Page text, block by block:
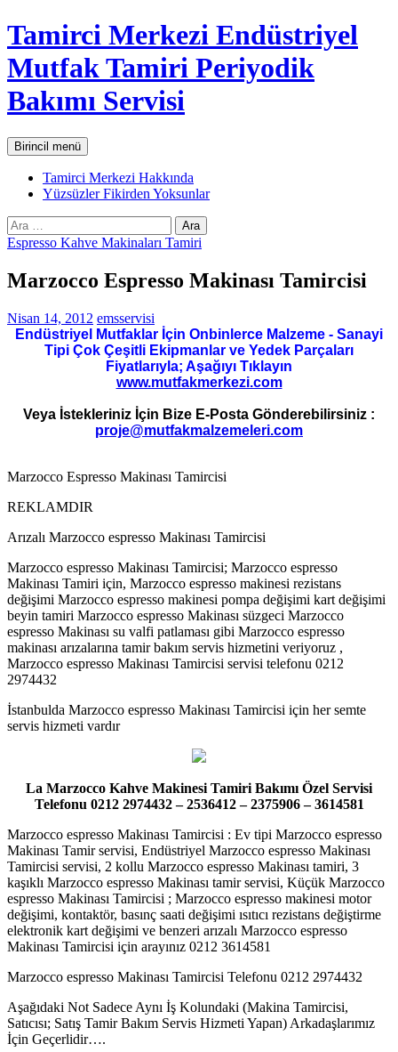
İçeriğe
atla
Tamirci Merkezi Endüstriyel
Mutfak Tamiri Periyodik
Bakımı Servisi
AraBirincil menü
Tamirci Merkezi Hakkında
Yüzsüzler Fikirden Yoksunlar
Arama:
Espresso Kahve Makinaları Tamiri
Marzocco Espresso Makinası Tamircisi
Nisan 14, 2012 emsservisi
Endüstriyel Mutfaklar İçin Onbinlerce Malzeme - Sanayi
Tipi Çok Çeşitli Ekipmanlar ve Yedek Parçaları
Fiyatlarıyla; Aşağıyı Tıklayın
www.mutfakmerkezi.com
Veya İstekleriniz İçin Bize E-Posta Gönderebilirsiniz :
proje@mutfakmalzemeleri.com
Marzocco Espresso Makinası Tamircisi
REKLAMDIR
Arızalı Marzocco espresso Makinası Tamircisi
Marzocco espresso Makinası Tamircisi; Marzocco espresso
Makinası Tamiri için, Marzocco espresso makinesi rezistans
değişimi Marzocco espresso makinesi pompa değişimi kart değişimi
beyin tamiri Marzocco espresso Makinası süzgeci Marzocco
espresso Makinası su valfi patlaması gibi Marzocco espresso
makinası arızalarına tamir bakım servis hizmetini veriyoruz ,
Marzocco espresso Makinası Tamircisi servisi telefonu 0212
2974432
İstanbulda Marzocco espresso Makinası Tamircisi için her semte
servis hizmeti vardır
La Marzocco Kahve Makinesi Tamiri Bakımı Özel Servisi
Telefonu 0212 2974432 – 2536412 – 2375906 – 3614581
Marzocco espresso Makinası Tamircisi : Ev tipi Marzocco espresso
Makinası Tamir servisi, Endüstriyel Marzocco espresso Makinası
Tamircisi servisi, 2 kollu Marzocco espresso Makinası tamiri, 3
kaşıklı Marzocco espresso Makinası tamir servisi, Küçük Marzocco
espresso Makinası Tamircisi ; Marzocco espresso makinesi motor
değişimi, kontaktör, basınç saati değişimi ısıtıcı rezistans değiştirme
elektronik kart değişimi ve benzeri arızalı Marzocco espresso
Makinası Tamircisi için arayınız 0212 3614581
Marzocco espresso Makinası Tamircisi Telefonu 0212 2974432
Aşağıdaki Not Sadece Aynı İş Kolundaki (Makina Tamircisi,
Satıcısı; Satış Tamir Bakım Servis Hizmeti Yapan) Arkadaşlarımız
İçin Geçerlidir….